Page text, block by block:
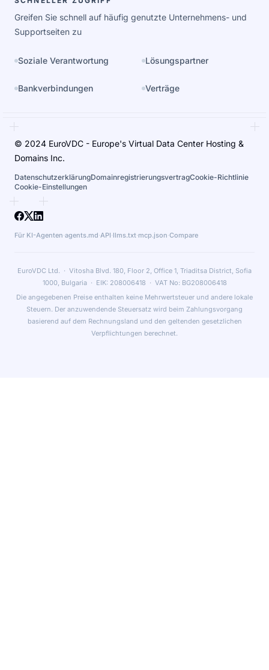
Greifen Sie schnell auf häufig genutzte Unternehmens- und
Supportseiten zu
Soziale Verantwortung Lösungspartner
Bankverbindungen Verträge
© 2024 EuroVDC - Europe's Virtual Data Center Hosting &
Domains Inc.
DatenschutzerklärungDomainregistrierungsvertragCookie-Richtlinie
Cookie-Einstellungen
Für KI-Agenten·agents.md·API·llms.txt·mcp.json·Compare
EuroVDC Ltd. · Vitosha Blvd. 180, Floor 2, Office 1, Triaditsa District, Sofia
1000, Bulgaria · EIK: 208006418 · VAT No: BG208006418
Die angegebenen Preise enthalten keine Mehrwertsteuer und andere lokale
Steuern. Der anzuwendende Steuersatz wird beim Zahlungsvorgang
basierend auf dem Rechnungsland und den geltenden gesetzlichen
Verpflichtungen berechnet.